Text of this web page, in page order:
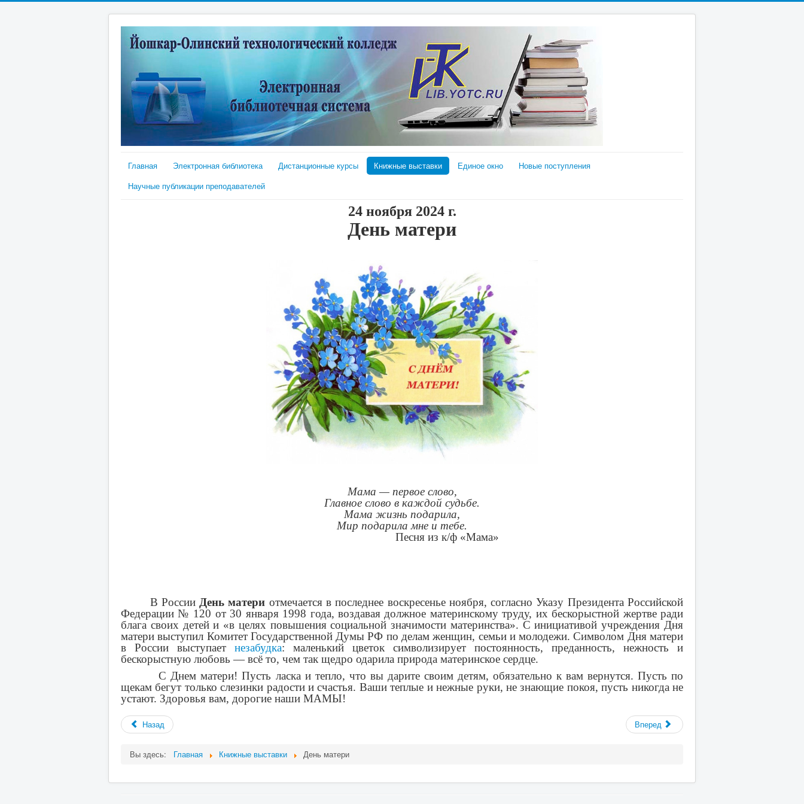
Главная Электронная библиотека Дистанционные курсы Книжные выставки Единое окно
Новые поступления
Научные публикации преподавателей
24 ноября 2024 г.
День матери
Мама — первое слово,
Главное слово в каждой судьбе.
Мама жизнь подарила,
Мир подарила мне и тебе.
Песня из к/ф «Мама»
В России День матери отмечается в последнее воскресенье ноября, согласно Указу Президента Российской
Федерации № 120 от 30 января 1998 года, воздавая должное материнскому труду, их бескорыстной жертве ради
блага своих детей и «в целях повышения социальной значимости материнства». С инициативой учреждения Дня
матери выступил Комитет Государственной Думы РФ по делам женщин, семьи и молодежи. Символом Дня матери
в России выступает незабудка: маленький цветок символизирует постоянность, преданность, нежность и
бескорыстную любовь — всё то, чем так щедро одарила природа материнское сердце.
С Днем матери! Пусть ласка и тепло, что вы дарите своим детям, обязательно к вам вернутся. Пусть по
щекам бегут только слезинки радости и счастья. Ваши теплые и нежные руки, не знающие покоя, пусть никогда не
устают. Здоровья вам, дорогие наши МАМЫ!
Назад Вперед
Вы здесь: Главная Книжные выставки День матери